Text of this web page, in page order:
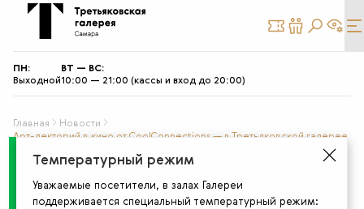
КУПИТЬ
СТАТЬ
ПН:
Выходной
ВТ — ВС:
10:00 — 21:00 (кассы и вход до 20:00)
Главная
Новости
Арт-лекторий в кино от CoolConnections — в Третьяковской галерее
15 октября 2025
Температурный режим
Уважаемые посетители, в залах Галереи
поддерживается специальный температурный режим: